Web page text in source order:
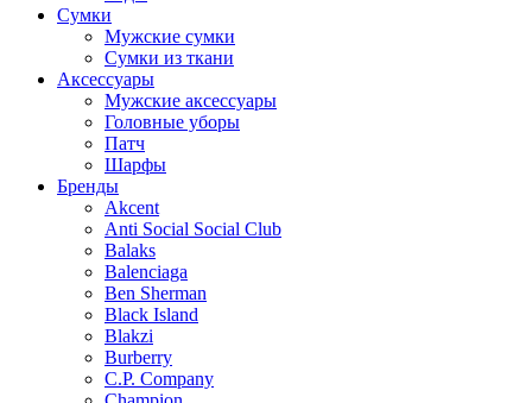
Сумки
Мужские сумки
Сумки из ткани
Аксессуары
Мужские аксессуары
Головные уборы
Патч
Шарфы
Бренды
Akcent
Anti Social Social Club
Balaks
Balenciaga
Ben Sherman
Black Island
Blakzi
Burberry
C.P. Company